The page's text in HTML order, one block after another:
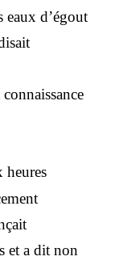
eaux d’égout
heures
et a dit non